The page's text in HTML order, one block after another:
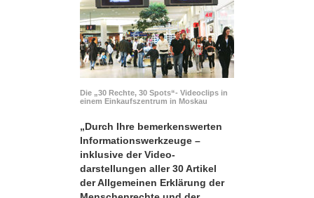
Die „30 Rechte, 30 Spots“- Videoclips in
einem Einkaufszentrum in Moskau
„Durch Ihre bemerkens­werten
Informationswerkzeuge –
inklusive der Video­
darstellungen aller 30 Artikel
der Allgemeinen Erklärung der